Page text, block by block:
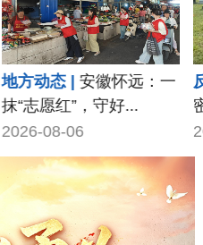
地方动态 | 安徽怀远：一
抹“志愿红”，守好...
2026-08-06